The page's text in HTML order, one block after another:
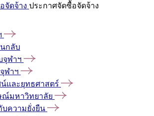
จัดจ้าง ประกาศจัดซื้อจัดจ้าง
กลับ
จุฬาฯ
ฬาฯ
และยุทธศาสตร์
ณ์มหาวิทยาลัย
บความยั่งยืน